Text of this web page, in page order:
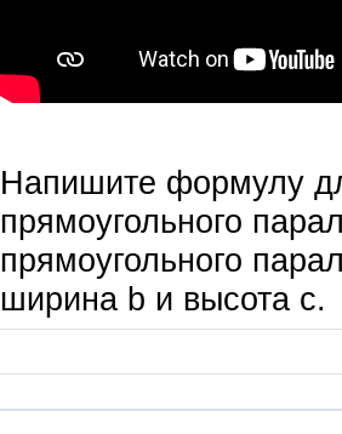
Напишите формулу
прямоугольного
прямоугольного
ширина b и высота с.